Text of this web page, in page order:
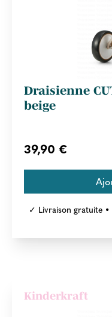
Draisienne
beige
39,90 €
✓ Livraison gratuite
Kinderkraft